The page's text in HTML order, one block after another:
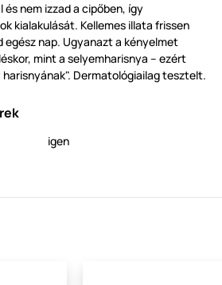
és nem izzad a cipőben, így
kialakulását. Kellemes illata frissen
egész nap. Ugyanazt a kényelmet
mint a selyemharisnya – ezért
harisnyának". Dermatológiailag tesztelt.
igen